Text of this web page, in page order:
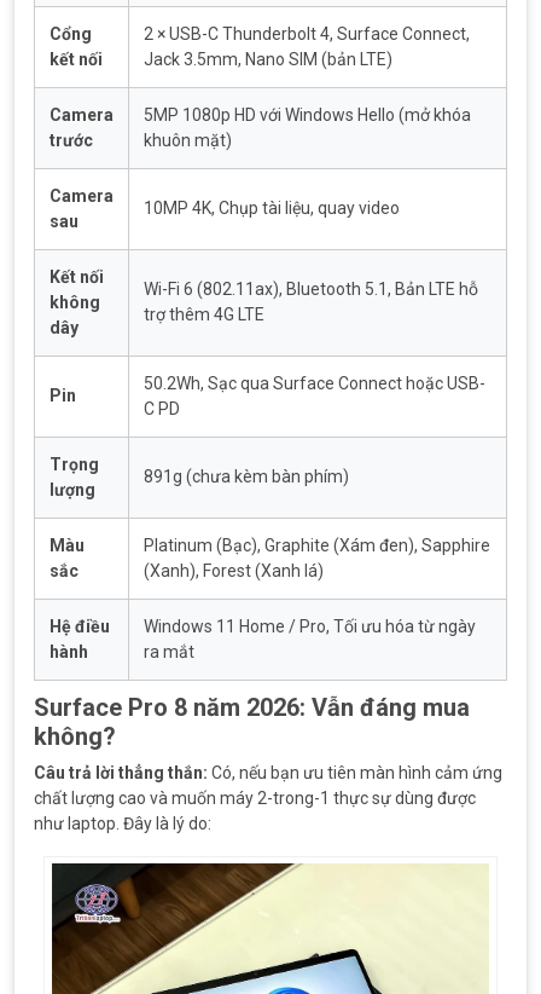
Cổng
kết nối
2 × USB-C Thunderbolt 4, Surface Connect,
Jack 3.5mm, Nano SIM (bản LTE)
Camera
trước
5MP 1080p HD với Windows Hello (mở khóa
khuôn mặt)
Camera
sau
10MP 4K, Chụp tài liệu, quay video
Kết nối
không
dây
Wi-Fi 6 (802.11ax), Bluetooth 5.1, Bản LTE hỗ
trợ thêm 4G LTE
Pin
50.2Wh, Sạc qua Surface Connect hoặc USB-
C PD
Trọng
lượng
891g (chưa kèm bàn phím)
Màu
sắc
Platinum (Bạc), Graphite (Xám đen), Sapphire
(Xanh), Forest (Xanh lá)
Hệ điều
hành
Windows 11 Home / Pro, Tối ưu hóa từ ngày
ra mắt
Surface Pro 8 năm 2026: Vẫn đáng mua
không?
Câu trả lời thẳng thắn: Có, nếu bạn ưu tiên màn hình cảm ứng
chất lượng cao và muốn máy 2-trong-1 thực sự dùng được
như laptop. Đây là lý do: